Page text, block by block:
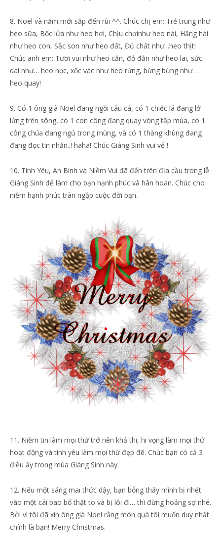
8. Noel và năm mới sắp đến rùi ^^. Chúc chị em: Trẻ trung như
heo sữa, Bốc lửa như heo hơi, Chịu chơinhư heo nái, Hăng hái
như heo con, Sắc son như heo đất, Đủ chất như ..heo thịt!
Chúc anh em: Tươi vui như heo cắn, đỏ đắn như heo lai, sức
dai như… heo nọc, xốc vác như heo rừng, bừng bừng như…
heo quay!
9. Có 1 ông già Noel đang ngồi câu cá, có 1 chiếc lá đang lở
lửng trên sông, có 1 con công đang quay vòng tập múa, có 1
công chúa đang ngủ trong mùng, và có 1 thằng khùng đang
đang đọc tin nhắn..! haha! Chúc Giáng Sinh vui vẻ !
10. Tình Yêu, An Bình và Niềm Vui đã đến trên địa cầu trong lễ
Giáng Sinh để làm cho bạn hạnh phúc và hân hoan. Chúc cho
niềm hạnh phúc tràn ngập cuộc đời bạn.
11. Niềm tin làm mọi thứ trở nên khả thi, hi vọng làm mọi thứ
hoạt động và tình yêu làm mọi thứ đẹp đẽ. Chúc bạn có cả 3
điều ấy trong mùa Giáng Sinh này.
12. Nếu một sáng mai thức dậy, bạn bỗng thấy mình bị nhét
vào một cái bao bố thật to và bị lôi đi… thì đừng hoảng sợ nhé.
Bởi vì tôi đã xin ông già Noel rằng món quà tôi muốn duy nhất
chính là bạn! Merry Christmas.